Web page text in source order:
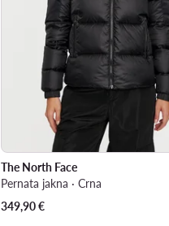
The North Face
Pernata jakna · Crna
349,90€